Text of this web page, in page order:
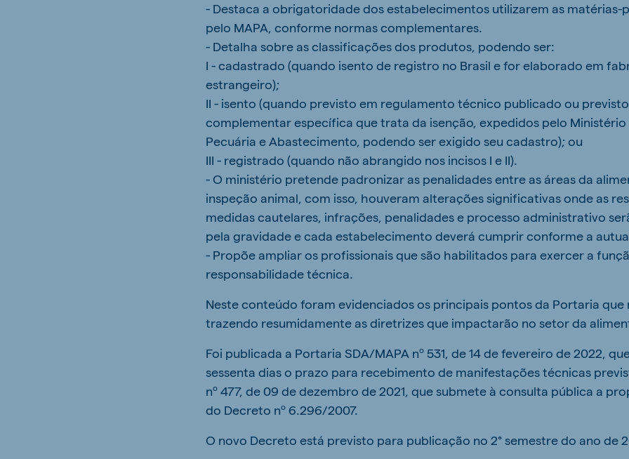
- Destaca a obrigatoridade dos estabelecimentos utilizarem as matérias-
pelo MAPA, conforme normas complementares.
- Detalha sobre as classificações dos produtos, podendo ser:
I - cadastrado (quando isento de registro no Brasil e for elaborado em
estrangeiro);
II - isento (quando previsto em regulamento técnico publicado ou
complementar específica que trata da isenção, expedidos pelo
Pecuária e Abastecimento, podendo ser exigido seu cadastro); ou
III - registrado (quando não abrangido nos incisos I e II).
- O ministério pretende padronizar as penalidades entre as áreas da
inspeção animal, com isso, houveram alterações significativas onde as
medidas cautelares, infrações, penalidades e processo administrativo
pela gravidade e cada estabelecimento deverá cumprir conforme a
- Propõe ampliar os profissionais que são habilitados para exercer a
responsabilidade técnica.
Neste conteúdo foram evidenciados os principais pontos da Portaria que
trazendo resumidamente as diretrizes que impactarão no setor da
Foi publicada a Portaria SDA/MAPA nº 531, de 14 de fevereiro de 2022,
sessenta dias o prazo para recebimento de manifestações técnicas
nº 477, de 09 de dezembro de 2021, que submete à consulta pública a
do Decreto nº 6.296/2007.
O novo Decreto está previsto para publicação no 2° semestre do ano de